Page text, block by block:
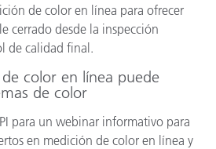
de color en línea para ofrecer
cerrado desde la inspección
de calidad final.
color en línea puede
de color
para un webinar informativo para
en medición de color en línea y